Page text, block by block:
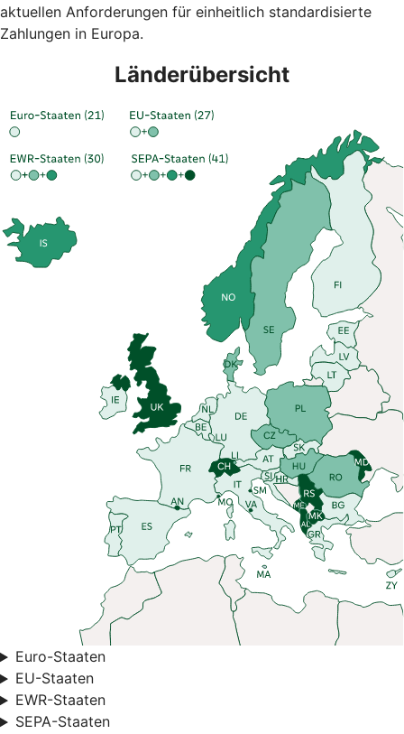
aktuellen Anforderungen für einheitlich standardisierte
Zahlungen in Europa.
Länderübersicht
Euro-Staaten
EU-Staaten
EWR-Staaten
SEPA-Staaten